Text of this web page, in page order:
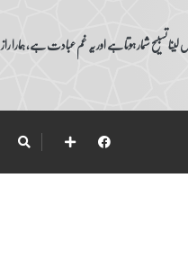
تسبیح شمار ہوتا ہے اور یہ غم عبادت ہے، ہمارا راز